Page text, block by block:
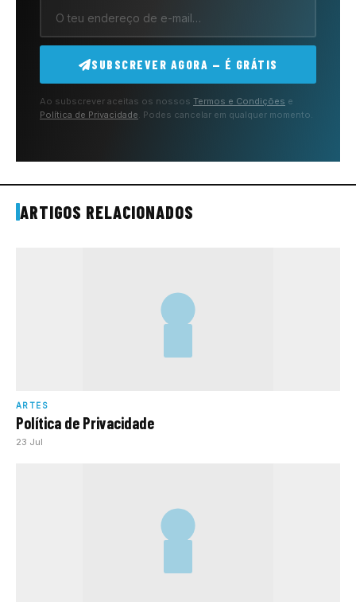
SUBSCREVER AGORA — É GRÁTIS
Ao subscrever aceitas os nossos Termos e Condições e
Política de Privacidade. Podes cancelar em qualquer momento.
ARTIGOS RELACIONADOS
ARTES
Política de Privacidade
23 Jul